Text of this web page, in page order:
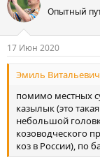
Марии или
Благовещения
вмещающий во
прихожан.
Посмотреть
Посмотреть
14115Посмотреть
14117Посмотреть
Посмотреть
Посмотреть
Опытный
17 Июн 2020
Эмиль
помимо местных
казылык (это
небольшой
козоводческого
коз в России), по